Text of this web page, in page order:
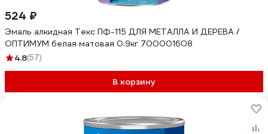
524 ₽
Эмаль алкидная Текс ПФ-115 ДЛЯ МЕТАЛЛА И ДЕРЕВА /
ОПТИМУМ белая матовая 0.9кг 700001608
4.8(57)
В корзину